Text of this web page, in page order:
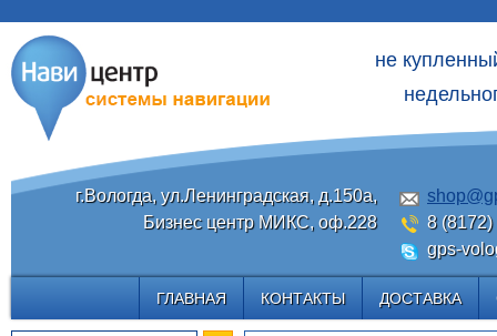
не
г.Вологда, ул.Ленинградская, д.150а,
Бизнес центр МИКС, оф.228
8 (8172)
gps-
ГЛАВНАЯ КОНТАКТЫ ДОСТАВКА